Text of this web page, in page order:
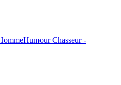
Humour Chasseur -